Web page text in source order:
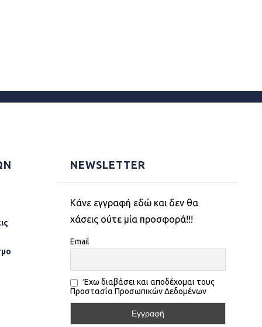
NEWSLETTER
Kάνε εγγραφή εδώ και δεν θα
χάσεις ούτε μία προσφορά!!!
Email
Έχω διαβάσει και αποδέχομαι τους
Προστασία Προσωπικών Δεδομένων